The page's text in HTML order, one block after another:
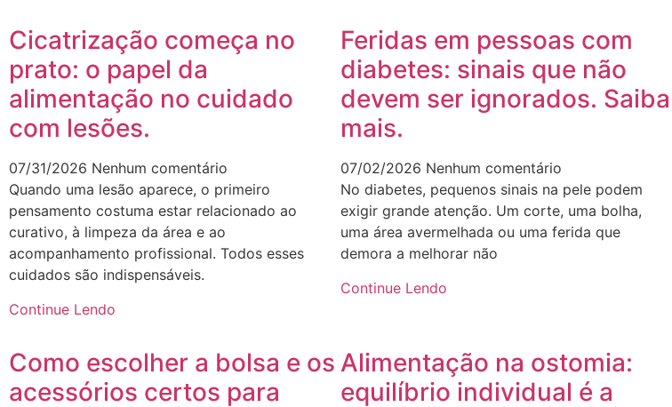
Cicatrização começa no
prato: o papel da
alimentação no cuidado
com lesões.
07/31/2026 Nenhum comentário
Quando uma lesão aparece, o primeiro
pensamento costuma estar relacionado ao
curativo, à limpeza da área e ao
acompanhamento profissional. Todos esses
cuidados são indispensáveis.
Continue Lendo
Feridas em pessoas com
diabetes: sinais que não
devem ser ignorados. Saiba
mais.
07/02/2026 Nenhum comentário
No diabetes, pequenos sinais na pele podem
exigir grande atenção. Um corte, uma bolha,
uma área avermelhada ou uma ferida que
demora a melhorar não
Continue Lendo
Como escolher a bolsa e os
acessórios certos para
Alimentação na ostomia:
equilíbrio individual é a